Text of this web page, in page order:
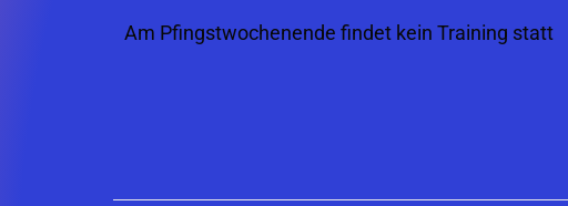
Am Pfingstwochenende findet kein Training statt